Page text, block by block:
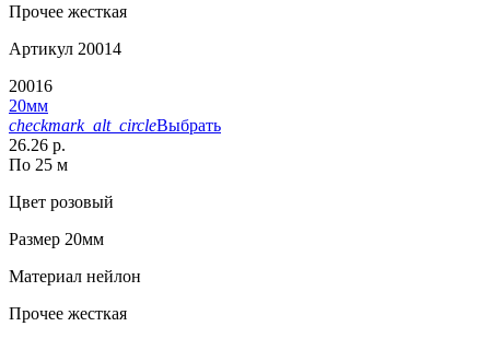
Прочее жесткая
Артикул 20014
20016
20мм
checkmark_alt_circleВыбрать
26.26 р.
По 25 м
Цвет розовый
Размер 20мм
Материал нейлон
Прочее жесткая